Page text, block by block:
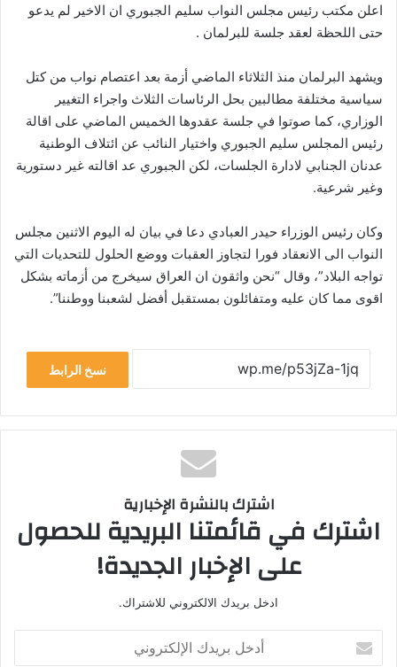
اعلن مكتب رئيس مجلس النواب سليم الجبوري ان الاخير لم يدعو
حتى اللحظة لعقد جلسة للبرلمان .
ويشهد البرلمان منذ الثلاثاء الماضي أزمة بعد اعتصام نواب من كتل
سياسية مختلفة مطالبين بحل الرئاسات الثلاث واجراء التغيير
الوزاري، كما صوتوا في جلسة عقدوها الخميس الماضي على اقالة
رئيس المجلس سليم الجبوري واختيار النائب عن ائتلاف الوطنية
عدنان الجنابي لادارة الجلسات، لكن الجبوري عد اقالته غير دستورية
وغير شرعية.
وكان رئيس الوزراء حيدر العبادي دعا في بيان له اليوم الاثنين مجلس
النواب الى الانعقاد فورا لتجاوز العقبات ووضع الحلول للتحديات التي
تواجه البلاد”، وقال “نحن واثقون ان العراق سيخرج من أزماته بشكل
اقوى مما كان عليه ومتفائلون بمستقبل أفضل لشعبنا ووطننا”.
نسخ الرابط
اشترك بالنشرة الإخبارية
اشترك في قائمتنا البريدية للحصول
على الإخبار الجديدة!
ادخل بريدك الالكتروني للاشتراك.